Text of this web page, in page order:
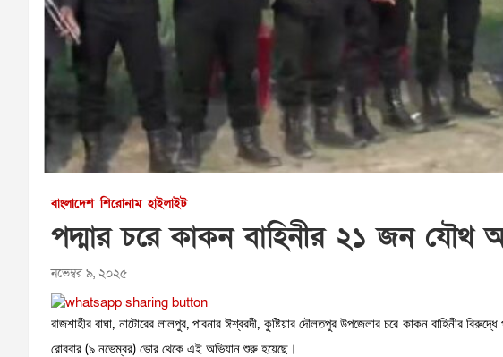
বাংলাদেশ শিরোনাম হাইলাইট
পদ্মার চরে কাকন বাহিনীর ২১ জন যৌথ
নভেম্বর ৯, ২০২৫
রাজশাহীর বাঘা, নাটোরের লালপুর, পাবনার ঈশ্বরদী, কুষ্টিয়ার দৌলতপুর উপজেলার চরে কাকন বাহিনীর
রোববার (৯ নভেম্বর) ভোর থেকে এই অভিযান শুরু হয়েছে।